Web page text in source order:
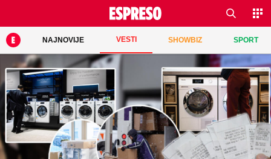
NAJNOVIJE VESTI SHOWBIZ SPORT